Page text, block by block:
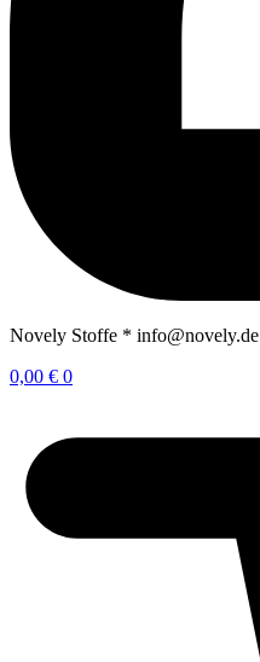
Novely Stoffe * info@novely.de
0,00 € 0